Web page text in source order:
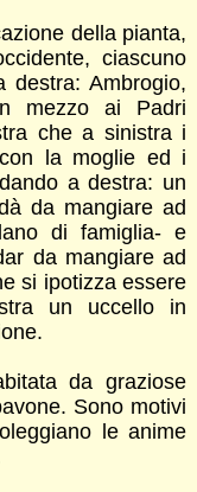
della pianta,
ciascuno
destra: Ambrogio,
mezzo ai Padri
che a sinistra i
la moglie ed i
a destra: un
da mangiare ad
di famiglia- e
da mangiare ad
si ipotizza essere
un uccello in
da graziose
Sono motivi
le anime